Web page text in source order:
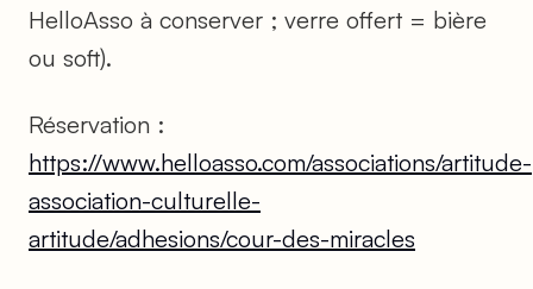
HelloAsso à conserver ; verre offert = bière
ou soft).
Réservation :
https://www.helloasso.com/associations/artitude-
association-culturelle-
artitude/adhesions/cour-des-miracles